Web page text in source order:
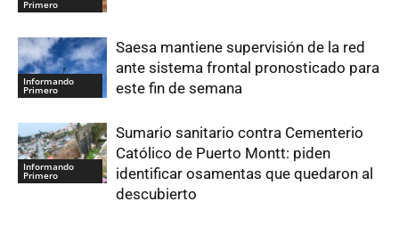
Primero
Informando
Primero
Saesa mantiene supervisión de la red
ante sistema frontal pronosticado para
este fin de semana
Informando
Primero
Sumario sanitario contra Cementerio
Católico de Puerto Montt: piden
identificar osamentas que quedaron al
descubierto